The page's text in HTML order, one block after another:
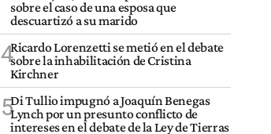
sobre el caso de una esposa que
descuartizó a su marido
4Ricardo Lorenzetti se metió en el debate
sobre la inhabilitación de Cristina
Kirchner
5Di Tullio impugnó a Joaquín Benegas
Lynch por un presunto conflicto de
intereses en el debate de la Ley de Tierras